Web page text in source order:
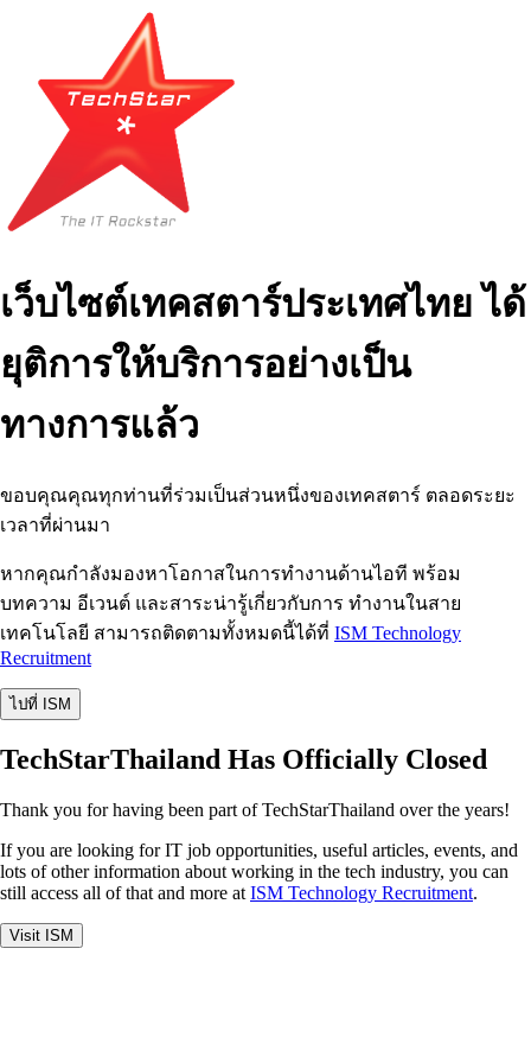
เว็บไซต์เทคสตาร์ประเทศไทย ได้
ยุติการให้บริการอย่างเป็น
ทางการแล้ว
ขอบคุณคุณทุกท่านที่ร่วมเป็นส่วนหนึ่งของเทคสตาร์ ตลอดระยะ
เวลาที่ผ่านมา
หากคุณกำลังมองหาโอกาสในการทำงานด้านไอที พร้อม
บทความ อีเวนต์ และสาระน่ารู้เกี่ยวกับการ ทำงานในสาย
เทคโนโลยี สามารถติดตามทั้งหมดนี้ได้ที่ ISM Technology
Recruitment
ไปที่ ISM
TechStarThailand Has Officially Closed
Thank you for having been part of TechStarThailand over the years!
If you are looking for IT job opportunities, useful articles, events, and
lots of other information about working in the tech industry, you can
still access all of that and more at ISM Technology Recruitment.
Visit ISM